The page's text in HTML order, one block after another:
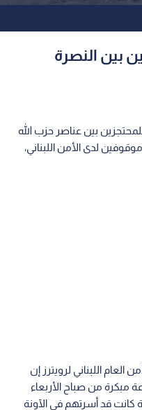
بين النصرة
للمحتجزين بين عناصر حزب الله
لدى الأمن اللبناني،
العام اللبناني لرويترز إن
مبكرة من صباح الأربعاء
كانت قد أسرتهم في الآونة